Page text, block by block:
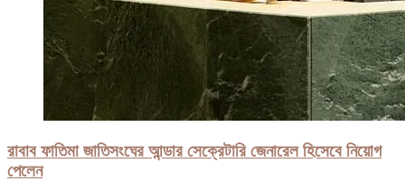
রাবাব ফাতিমা জাতিসংঘের আন্ডার সেক্রেটারি জেনারেল হিসেবে নিয়োগ
পেলেন